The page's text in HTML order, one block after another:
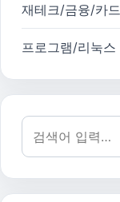
재테크/금융/카드
프로그램/리눅스
검색어: